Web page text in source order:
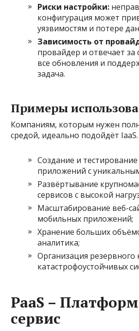
Риски настройки:
конфигурация может
уязвимостям и потере
Зависимость от
провайдер и отвечает за
все обновления и
задача.
Примеры
Компаниям, которым нужен
средой, идеально подойдёт
Создание и
приложений с
Развёртывание
сервисов с высокой
Масштабирование веб-
мобильных приложений;
Хранение больших
аналитика;
Организация резервного
катастрофоустойчивых
PaaS –
сервис